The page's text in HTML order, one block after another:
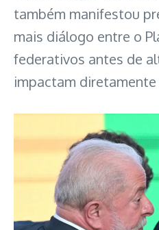
também manifestou
mais diálogo entre o
federativos antes de
impactam